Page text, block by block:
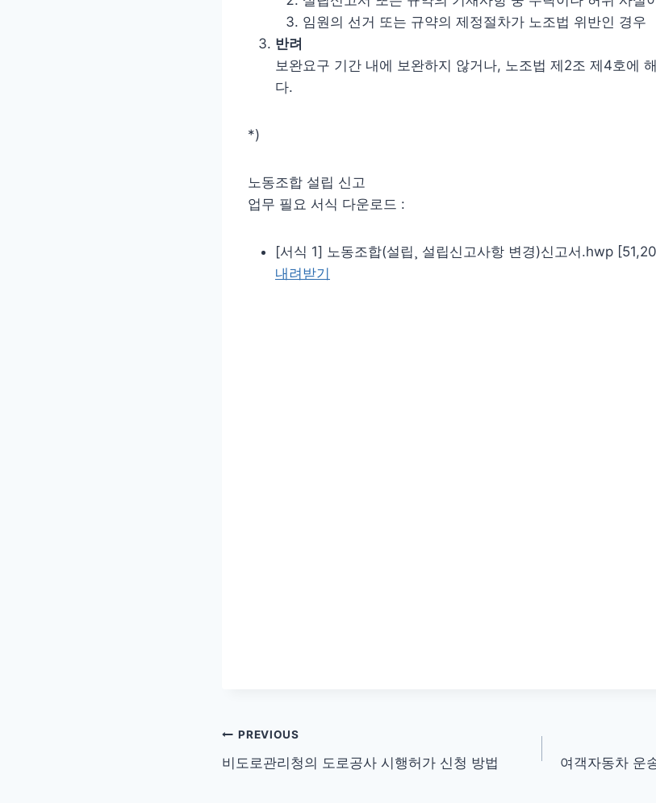
임원의 선거 또는 규약의 제정절차가 노조법 위반인 경우
반려
보완요구 기간 내에 보완하지 않거나, 노조법 제2조 제4호에
다.
*)
노동조합 설립 신고
업무 필요 서식 다운로드 :
[서식 1] 노동조합(설립¸ 설립신고사항 변경)신고서.hwp
내려받기
글
탐
PREVIOUS
비도로관리청의 도로공사 시행허가 신청 방법 여객자동차 운